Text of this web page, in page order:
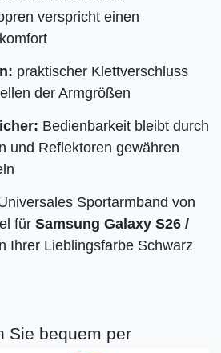
verspricht einen
praktischer Klettverschluss
der Armgrößen
Bedienbarkeit bleibt durch
und Reflektoren gewähren
Sportarmband von
für Samsung Galaxy S26 /
Ihrer Lieblingsfarbe Schwarz
Sie bequem per